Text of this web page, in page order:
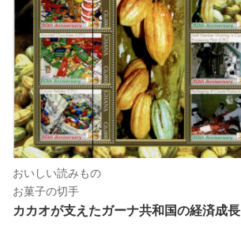
おいしい読みもの
お菓子の切手
カカオが支えたガーナ共和国の経済成長